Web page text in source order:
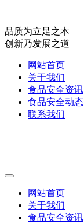
品质为立足之本
创新乃发展之道
网站首页
关于我们
食品安全资讯
食品安全动态
联系我们
网站首页
关于我们
食品安全资讯